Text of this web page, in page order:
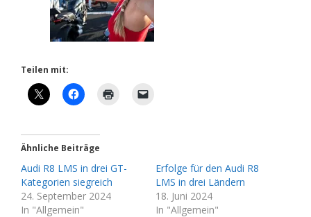
Teilen mit:
Ähnliche Beiträge
Audi R8 LMS in drei GT-
Kategorien siegreich
24. September 2024
In "Allgemein"
Erfolge für den Audi R8
LMS in drei Ländern
18. Juni 2024
In "Allgemein"